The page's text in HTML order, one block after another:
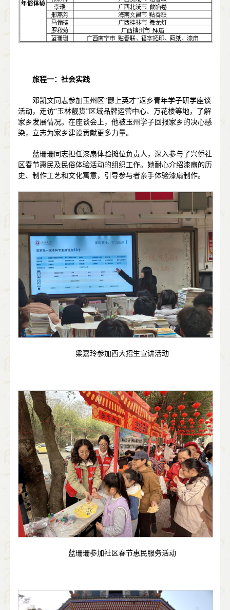
旅程一：社会实践
邓凯文同志参加玉州区“鬱上英才”返乡青年学子研学座谈
活动，走访“玉林靓货”区域品牌运营中心、万花楼等地，了解
家乡发展情况。在座谈会上，他被玉州学子回报家乡的决心感
染，立志为家乡建设贡献更多力量。
蓝珊珊同志担任漆扇体验摊位负责人，深入参与了兴侨社
区春节惠民及民俗体验活动的组织工作。她耐心介绍漆扇的历
史、制作工艺和文化寓意，引导参与者亲手体验漆扇制作。
梁嘉玲参加西大招生宣讲活动
蓝珊珊参加社区春节惠民服务活动